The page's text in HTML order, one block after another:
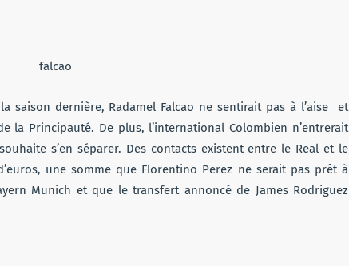
saison dernière, Radamel Falcao ne sentirait pas à l’aise et
Principauté. De plus, l’international Colombien n’entrerait
s’en séparer. Des contacts existent entre le Real et le
une somme que Florentino Perez ne serait pas prêt à
Munich et que le transfert annoncé de James Rodriguez